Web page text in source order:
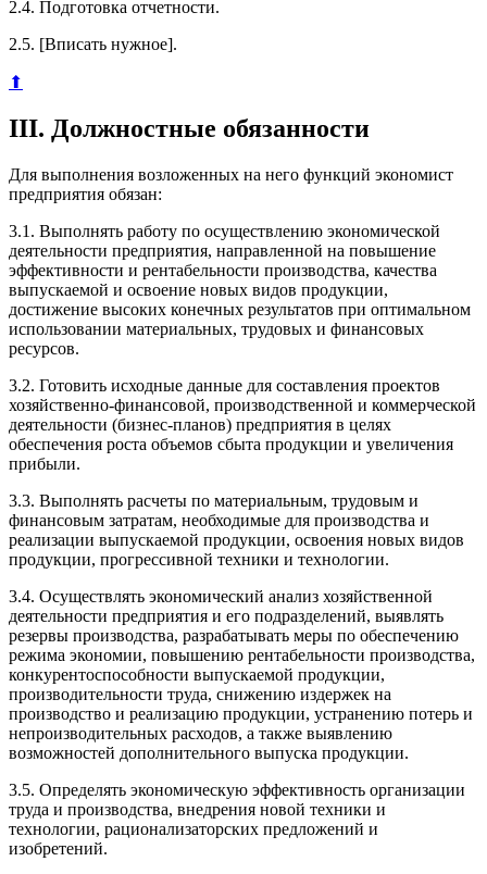
2.4. Подготовка отчетности.
2.5. [Вписать нужное].
⬆
III. Должностные обязанности
Для выполнения возложенных на него функций экономист
предприятия обязан:
3.1. Выполнять работу по осуществлению экономической
деятельности предприятия, направленной на повышение
эффективности и рентабельности производства, качества
выпускаемой и освоение новых видов продукции,
достижение высоких конечных результатов при оптимальном
использовании материальных, трудовых и финансовых
ресурсов.
3.2. Готовить исходные данные для составления проектов
хозяйственно-финансовой, производственной и коммерческой
деятельности (бизнес-планов) предприятия в целях
обеспечения роста объемов сбыта продукции и увеличения
прибыли.
3.3. Выполнять расчеты по материальным, трудовым и
финансовым затратам, необходимые для производства и
реализации выпускаемой продукции, освоения новых видов
продукции, прогрессивной техники и технологии.
3.4. Осуществлять экономический анализ хозяйственной
деятельности предприятия и его подразделений, выявлять
резервы производства, разрабатывать меры по обеспечению
режима экономии, повышению рентабельности производства,
конкурентоспособности выпускаемой продукции,
производительности труда, снижению издержек на
производство и реализацию продукции, устранению потерь и
непроизводительных расходов, а также выявлению
возможностей дополнительного выпуска продукции.
3.5. Определять экономическую эффективность организации
труда и производства, внедрения новой техники и
технологии, рационализаторских предложений и
изобретений.